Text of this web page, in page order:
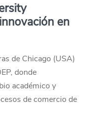
en
de Chicago (USA)
donde
académico y
de comercio de